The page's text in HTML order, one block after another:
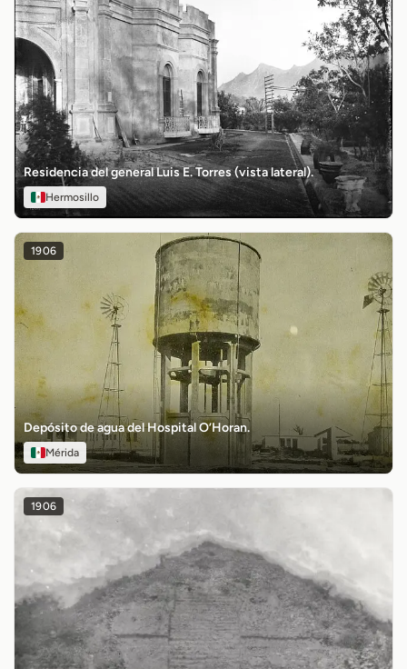
Residencia del general Luis E. Torres (vista lateral).
Hermosillo
1906
Depósito de agua del Hospital O’Horan.
Mérida
1906